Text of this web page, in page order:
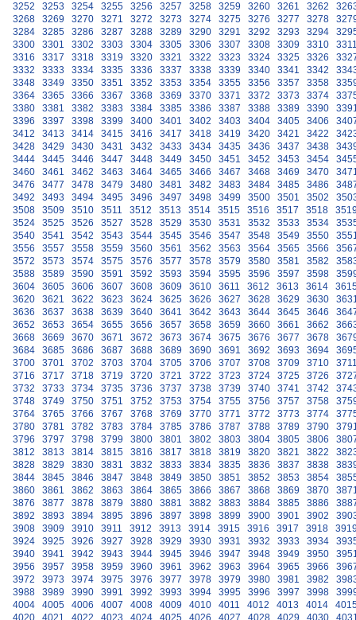
3252
3253 3254 3255 3256 3257 3258 3259 3260 3261 3262
3268
3269 3270 3271 3272 3273 3274 3275 3276 3277 3278
3284
3285 3286 3287 3288 3289 3290 3291 3292 3293 3294
3300
3301 3302 3303 3304 3305 3306 3307 3308 3309 3310
3316
3317 3318 3319 3320 3321 3322 3323 3324 3325 3326
3332
3333 3334 3335 3336 3337 3338 3339 3340 3341 3342
3348
3349 3350 3351 3352 3353 3354 3355 3356 3357 3358
3364
3365 3366 3367 3368 3369 3370 3371 3372 3373 3374
3380
3381 3382 3383 3384 3385 3386 3387 3388 3389 3390
3396
3397 3398 3399 3400 3401 3402 3403 3404 3405 3406
3412
3413 3414 3415 3416 3417 3418 3419 3420 3421 3422
3428
3429 3430 3431 3432 3433 3434 3435 3436 3437 3438
3444
3445 3446 3447 3448 3449 3450 3451 3452 3453 3454
3460
3461 3462 3463 3464 3465 3466 3467 3468 3469 3470
3476
3477 3478 3479 3480 3481 3482 3483 3484 3485 3486
3492
3493 3494 3495 3496 3497 3498 3499 3500 3501 3502
3508
3509 3510 3511 3512 3513 3514 3515 3516 3517 3518
3524
3525 3526 3527 3528 3529 3530 3531 3532 3533 3534
3540
3541 3542 3543 3544 3545 3546 3547 3548 3549 3550
3556
3557 3558 3559 3560 3561 3562 3563 3564 3565 3566
3572
3573 3574 3575 3576 3577 3578 3579 3580 3581 3582
3588
3589 3590 3591 3592 3593 3594 3595 3596 3597 3598
3604
3605 3606 3607 3608 3609 3610 3611 3612 3613 3614
3620
3621 3622 3623 3624 3625 3626 3627 3628 3629 3630
3636
3637 3638 3639 3640 3641 3642 3643 3644 3645 3646
3652
3653 3654 3655 3656 3657 3658 3659 3660 3661 3662
3668
3669 3670 3671 3672 3673 3674 3675 3676 3677 3678
3684
3685 3686 3687 3688 3689 3690 3691 3692 3693 3694
3700
3701 3702 3703 3704 3705 3706 3707 3708 3709 3710
3716
3717 3718 3719 3720 3721 3722 3723 3724 3725 3726
3732
3733 3734 3735 3736 3737 3738 3739 3740 3741 3742
3748
3749 3750 3751 3752 3753 3754 3755 3756 3757 3758
3764
3765 3766 3767 3768 3769 3770 3771 3772 3773 3774
3780
3781 3782 3783 3784 3785 3786 3787 3788 3789 3790
3796
3797 3798 3799 3800 3801 3802 3803 3804 3805 3806
3812
3813 3814 3815 3816 3817 3818 3819 3820 3821 3822
3828
3829 3830 3831 3832 3833 3834 3835 3836 3837 3838
3844
3845 3846 3847 3848 3849 3850 3851 3852 3853 3854
3860
3861 3862 3863 3864 3865 3866 3867 3868 3869 3870
3876
3877 3878 3879 3880 3881 3882 3883 3884 3885 3886
3892
3893 3894 3895 3896 3897 3898 3899 3900 3901 3902
3908
3909 3910 3911 3912 3913 3914 3915 3916 3917 3918
3924
3925 3926 3927 3928 3929 3930 3931 3932 3933 3934
3940
3941 3942 3943 3944 3945 3946 3947 3948 3949 3950
3956
3957 3958 3959 3960 3961 3962 3963 3964 3965 3966
3972
3973 3974 3975 3976 3977 3978 3979 3980 3981 3982
3988
3989 3990 3991 3992 3993 3994 3995 3996 3997 3998
4004
4005 4006 4007 4008 4009 4010 4011 4012 4013 4014
4020
4021 4022 4023 4024 4025 4026 4027 4028 4029 4030